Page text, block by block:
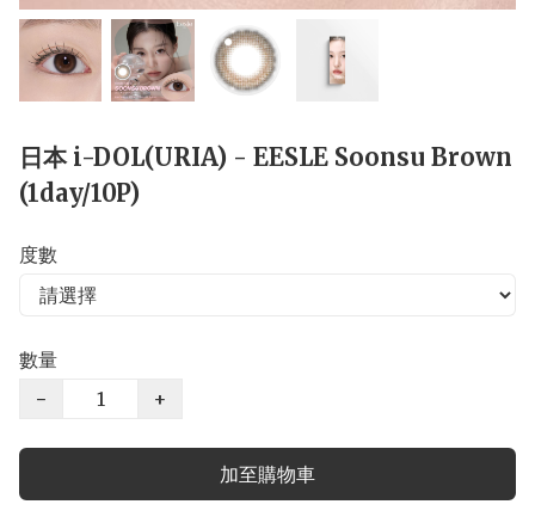
日本 i-DOL(URIA) - EESLE Soonsu Brown
(1day/10P)
度數
數量
−
+
加至購物車